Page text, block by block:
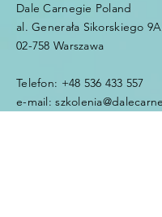
Dale Carnegie Poland
al. Generała Sikorskiego
02-758 Warszawa
Telefon: +48 536 433 557
e-mail: